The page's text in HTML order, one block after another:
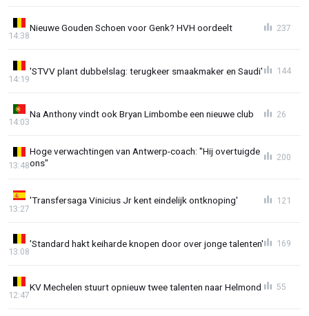
Nieuwe Gouden Schoen voor Genk? HVH oordeelt
14:38
237
'STVV plant dubbelslag: terugkeer smaakmaker en Saudi'
14:19
144
Na Anthony vindt ook Bryan Limbombe een nieuwe club
14:03
26
Hoge verwachtingen van Antwerp-coach: "Hij overtuigde
ons"
13:48
200
'Transfersaga Vinicius Jr kent eindelijk ontknoping'
13:27
121
'Standard hakt keiharde knopen door over jonge talenten'
13:08
169
KV Mechelen stuurt opnieuw twee talenten naar Helmond
12:47
55